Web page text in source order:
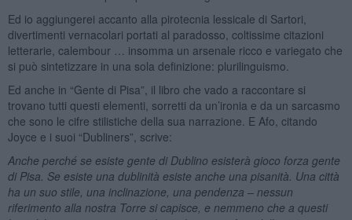
Ed io aggiungerei accanto alla pirotecnia lessicale di Sartori,
divertimenti vernacolari portati al paradosso, coltissime citazioni
letterarie, calembour … insomma un arsenale ricco e variegato che
si può sintetizzare in una sola definizione: plurilinguismo.
Ed anche in “Gente di Pisa”, il libro che vado a raccontare si
trovano tutti questi elementi, sorretti da un’ironia e da un sarcasmo
che sono le cifre stilistiche della sua narrazione. E Afo, citando
Joyce e i suoi “Dubliners”, scrive:
Anche perché se esiste gente di Dublino esisterà gioco forza gente
di Pisa. Se esiste una dublinità esiste anche una pisanità. Una città
ha un suo stile, una inclinazione, una pendenza – nessun
riferimento alla nostra Torre si capisce, e nemmeno che a questi